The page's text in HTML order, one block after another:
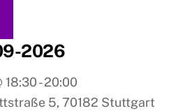
2026
18:30-20:00
5, 70182 Stuttgart